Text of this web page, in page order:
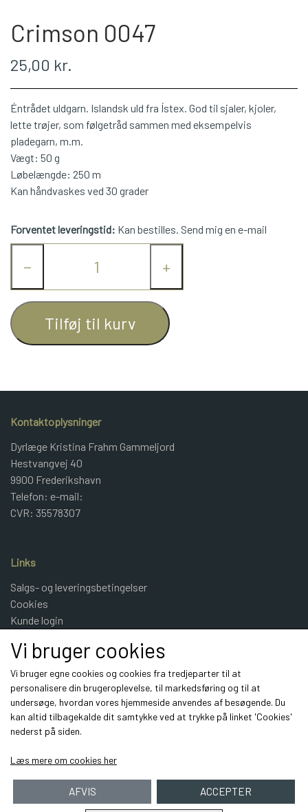
1 CLASS
EINBAND
KNITPRO
OPSKRIFTER
Crimson 0047
25,00 kr.
Éntrådet uldgarn. Islandsk uld fra Ístex. God til sjaler, kjoler,
lette trøjer, som følgetråd sammen med eksempelvis
pladegarn, m.m.
Vægt: 50 g
Løbelængde: 250 m
Kan håndvaskes ved 30 grader
Forventet leveringstid: Kan bestilles. Send mig en e-mail
− +
Tilføj til kurv
Kontaktoplysninger
Dyrlæge Kristina Frahm Gammeljord
Hestvangvej 40
9900 Frederikshavn
Telefon: e-mail:
CVR: 35578307
Links
Salgs- og leveringsbetingelser
Cookies
Kunde login
Kontakt
Sociale medier
Vi bruger cookies
Vi bruger egne cookies og cookies fra tredjeparter til at
personalisere din brugeroplevelse, til markedsføring og til at
undersøge, hvordan vores hjemmeside anvendes af besøgende. Du
kan altid tilbagekalde dit samtykke ved at trykke på linket 'Cookies'
nederst på siden.
Læs mere om cookies her
AFVIS ACCEPTER